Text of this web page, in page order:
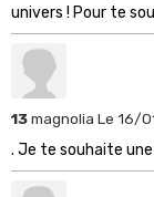
univers ! Pour te
13magnolia Le 16/
. Je te souhaite